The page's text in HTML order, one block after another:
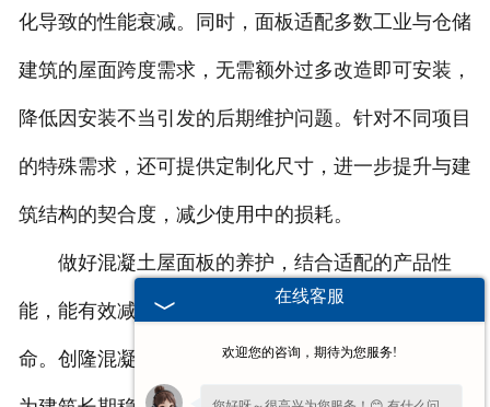
化导致的性能衰减。同时，面板适配多数工业与仓储
建筑的屋面跨度需求，无需额外过多改造即可安装，
降低因安装不当引发的后期维护问题。针对不同项目
的特殊需求，还可提供定制化尺寸，进一步提升与建
筑结构的契合度，减少使用中的损耗。
做好混凝土屋面板的养护，结合适配的产品性
能，能有效减少建筑后期维修成本，延长整体使用寿
命。创隆混凝土屋面板从生产到应用的全流程考量，
在线客服
欢迎您的咨询，期待为您服务!